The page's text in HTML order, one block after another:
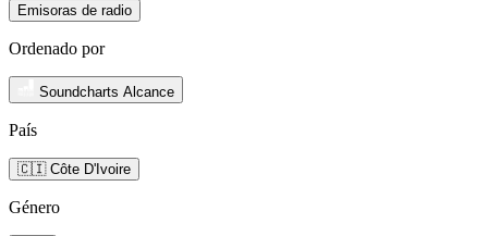
Emisoras de radio
Ordenado por
Soundcharts Alcance
País
🇨🇮 Côte D'Ivoire
Género